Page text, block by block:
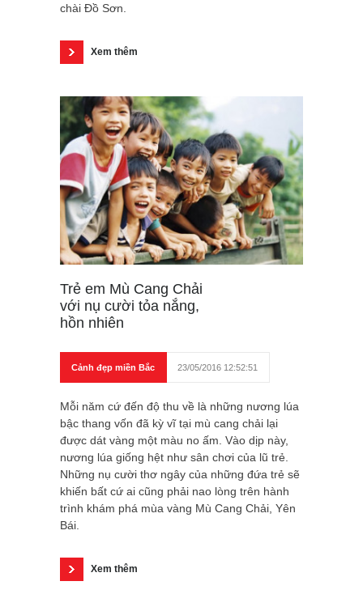
chài Đồ Sơn.
Xem thêm
Trẻ em Mù Cang Chải
với nụ cười tỏa nắng,
hồn nhiên
Cảnh đẹp miền Bắc 23/05/2016 12:52:51
Mỗi năm cứ đến độ thu về là những nương lúa
bậc thang vốn đã kỳ vĩ tại mù cang chải lại
được dát vàng một màu no ấm. Vào dịp này,
nương lúa giống hệt như sân chơi của lũ trẻ.
Những nụ cười thơ ngây của những đứa trẻ sẽ
khiến bất cứ ai cũng phải nao lòng trên hành
trình khám phá mùa vàng Mù Cang Chải, Yên
Bái.
Xem thêm